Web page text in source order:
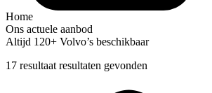
Home
Ons actuele aanbod
Altijd 120+ Volvo’s beschikbaar
17 resultaat resultaten gevonden